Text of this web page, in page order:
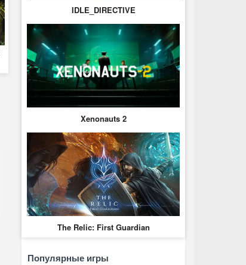
IDLE_DIRECTIVE
Xenonauts 2
The Relic: First Guardian
Популярные игры